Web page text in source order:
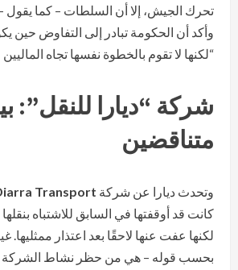
تحرك الجيش، إلا أن السلطات – كما يقول –
وأكد أن الحكومة تبادر إلى التفاوض حين
“لكنها لا تقوم بالخطوة نفسها تجاه
شركة “ديارا للنقل”:
متناقضين
وتحدث ديارا عن شركة Transport
كانت قد أوقفتها في السابق للاشتباه
لكنها عفت عنها لاحقًا بعد اعتذار ممثليها.
بحسب قوله – هي من حظر نشاط الشركة